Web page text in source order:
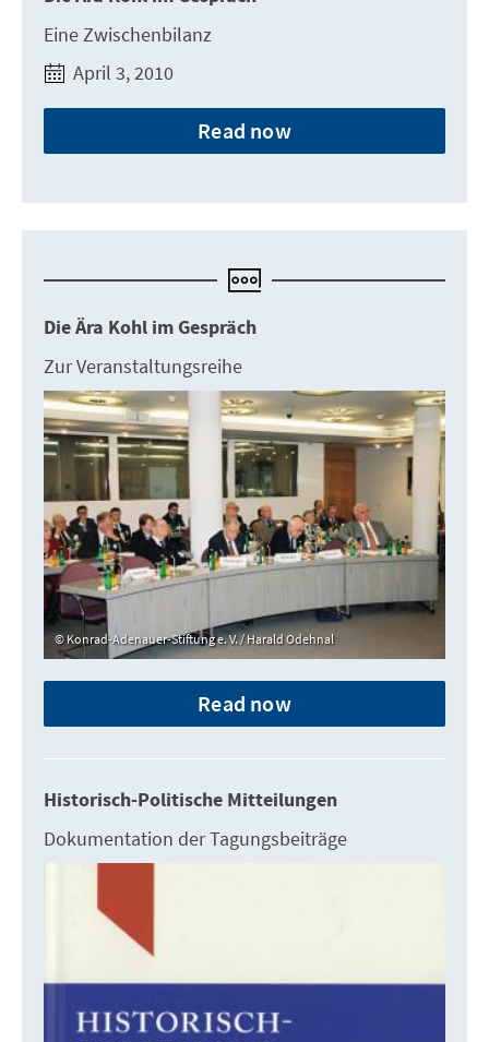
Eine Zwischenbilanz
April 3, 2010
Read now
Die Ära Kohl im Gespräch
Zur Veranstaltungsreihe
Konrad-Adenauer-Stiftung e. V. / Harald Odehnal
Read now
Historisch-Politische Mitteilungen
Dokumentation der Tagungsbeiträge